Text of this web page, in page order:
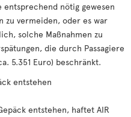
nötig gewesen
zu vermeiden, oder es war
solche Maßnahmen zu
die durch Passagiere
5.351 Euro) beschränkt.
entstehen
entstehen, haftet AIR